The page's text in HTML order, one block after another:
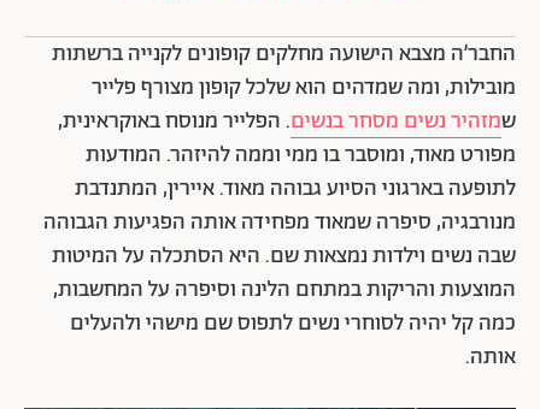
החבר׳ה מצבא הישועה מחלקים קופונים לקנייה ברשתות
מובילות, ומה שמדהים הוא שלכל קופון מצורף פלייר
שמזהיר נשים מסחר בנשים. הפלייר מנוסח באוקראינית,
מפורט מאוד, ומוסבר בו ממי וממה להיזהר. המודעות
לתופעה בארגוני הסיוע גבוהה מאוד. איירין, המתנדבת
מנורבגיה, סיפרה שמאוד מפחידה אותה הפגיעות הגבוהה
שבה נשים וילדות נמצאות שם. היא הסתכלה על המיטות
המוצעות והריקות במתחם הלינה וסיפרה על המחשבות,
כמה קל יהיה לסוחרי נשים לתפוס שם מישהי ולהעלים
אותה.